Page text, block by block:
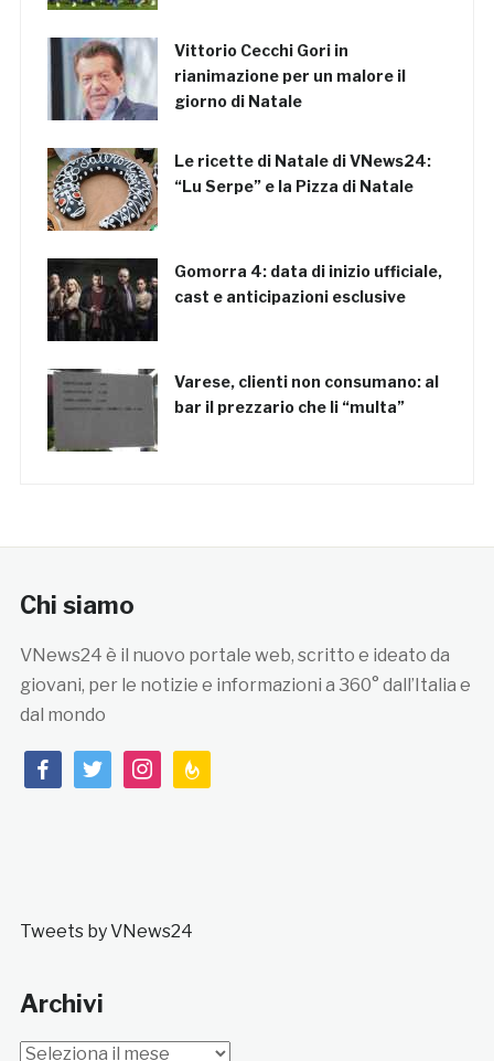
Vittorio Cecchi Gori in
rianimazione per un malore il
giorno di Natale
Le ricette di Natale di VNews24:
“Lu Serpe” e la Pizza di Natale
Gomorra 4: data di inizio ufficiale,
cast e anticipazioni esclusive
Varese, clienti non consumano: al
bar il prezzario che li “multa”
Chi siamo
VNews24 è il nuovo portale web, scritto e ideato da
giovani, per le notizie e informazioni a 360° dall’Italia e
dal mondo
facebooktwitterinstagramfeedburner
Tweets by VNews24
Archivi
Archivi